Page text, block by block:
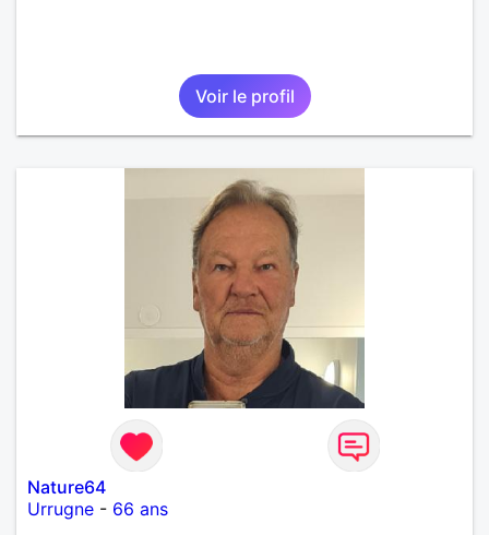
Voir le profil
Nature64
Urrugne - 66 ans